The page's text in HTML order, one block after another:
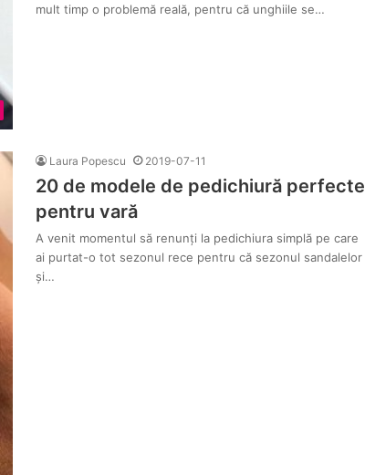
mult timp o problemă reală, pentru că unghiile se…
Laura Popescu 2019-07-11
20 de modele de pedichiură perfecte
pentru vară
A venit momentul să renunți la pedichiura simplă pe care
ai purtat-o tot sezonul rece pentru că sezonul sandalelor
și…